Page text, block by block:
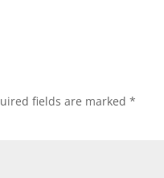
fields are marked*